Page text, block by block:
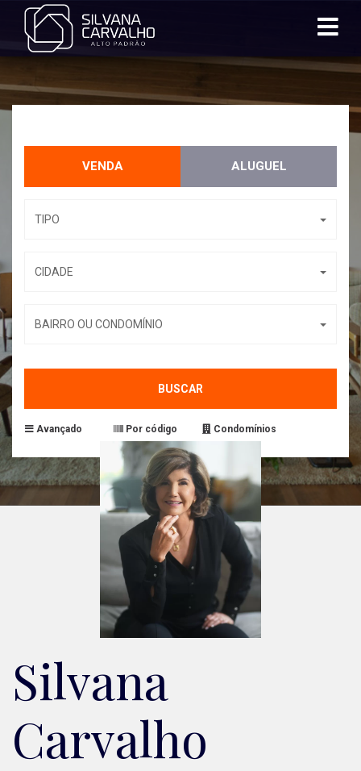
VENDA ALUGUEL
TIPO
CIDADE
BAIRRO OU CONDOMÍNIO
BUSCAR
Avançado Por código Condomínios
Silvana
Carvalho